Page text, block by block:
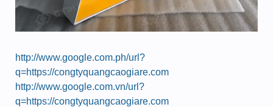
http://www.google.com.ph/url?
q=https://congtyquangcaogiare.com
http://www.google.com.vn/url?
q=https://congtyquangcaogiare.com